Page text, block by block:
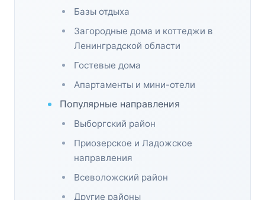
Базы отдыха
Загородные дома и коттеджи в
Ленинградской области
Гостевые дома
Апартаменты и мини-отели
Популярные направления
Выборгский район
Приозерское и Ладожское
направления
Всеволожский район
Другие районы